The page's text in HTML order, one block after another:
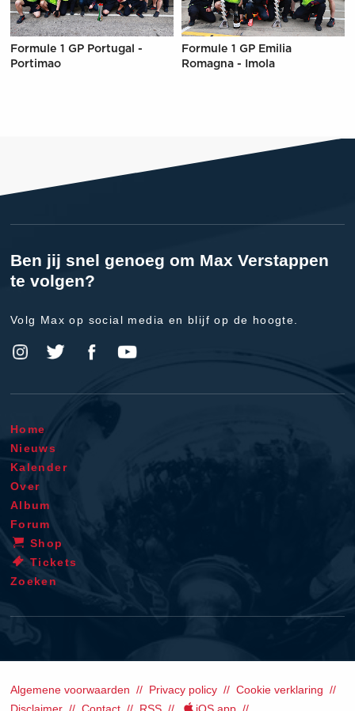
Formule 1 GP Portugal -
Portimao
Formule 1 GP Emilia
Romagna - Imola
Ben jij snel genoeg om Max Verstappen
te volgen?
Volg Max op social media en blijf op de hoogte.
Home
Nieuws
Kalender
Over
Album
Forum
Shop
Tickets
Zoeken
Algemene voorwaarden Privacy policy
Cookie verklaring